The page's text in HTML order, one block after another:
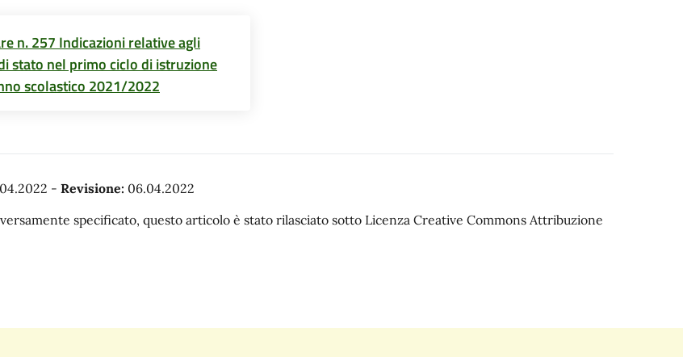
n. 257 Indicazioni relative agli
stato nel primo ciclo di istruzione
scolastico 2021/2022
- Revisione: 06.04.2022
specificato, questo articolo è stato rilasciato sotto Licenza Creative Commons Attribuzione